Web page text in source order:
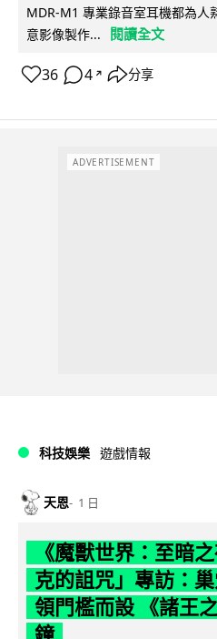
MDR-M1 專業錄音室耳機都為人
意影像製作...
閱讀全文
36 4 ↗ 分享
ADVERTISEMENT
科技娛樂 遊戲情報
天恩 1 日
《魔獸世界：至暗
克的詛咒」專訪：
領門檻而設 《諸王
鐘